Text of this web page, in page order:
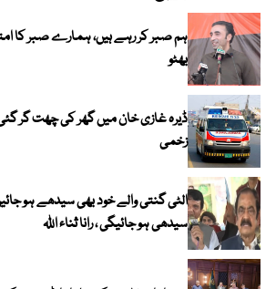
ہم صبر کر رہے ہیں، ہمارے صبر کا
بھٹو
زخمی
الٹی گنتی والے خود بھی سیدھے ہو
سیدھی ہو جائیگی ، رانا ثناء اللہ